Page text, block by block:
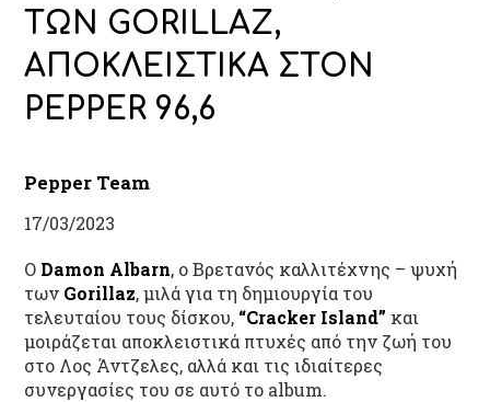
ΤΩΝ GORILLAZ,
ΑΠΟΚΛΕΙΣΤΙΚΑ ΣΤΟΝ
PEPPER 96,6
Pepper Team
17/03/2023
Ο Damon Albarn, ο Βρετανός καλλιτέχνης – ψυχή
των Gorillaz, μιλά για τη δημιουργία του
τελευταίου τους δίσκου, “Cracker Island” και
μοιράζεται αποκλειστικά πτυχές από την ζωή του
στο Λος Άντζελες, αλλά και τις ιδιαίτερες
συνεργασίες του σε αυτό το album.